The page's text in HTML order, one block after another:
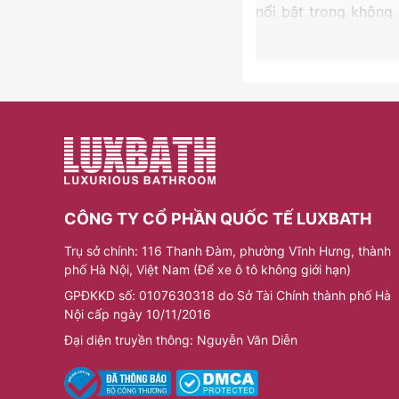
nổi bật trong không
bảo độ bền cao,
Sen cây đặt sàn
Ưu điểm nổi bật
Vòi sen bồn tắm
kiệm nước hiệu
sinh. Đây là lựa
mỗi ngày.
CÔNG TY CỔ PHẦN QUỐC TẾ LUXBATH
Trụ sở chính: 116 Thanh Đàm, phường Vĩnh Hưng, thành
phố Hà Nội, Việt Nam (Để xe ô tô không giới hạn)
GPĐKKD số: 0107630318 do Sở Tài Chính thành phố Hà
Nội cấp ngày 10/11/2016
Đại diện truyền thông: Nguyễn Văn Diễn